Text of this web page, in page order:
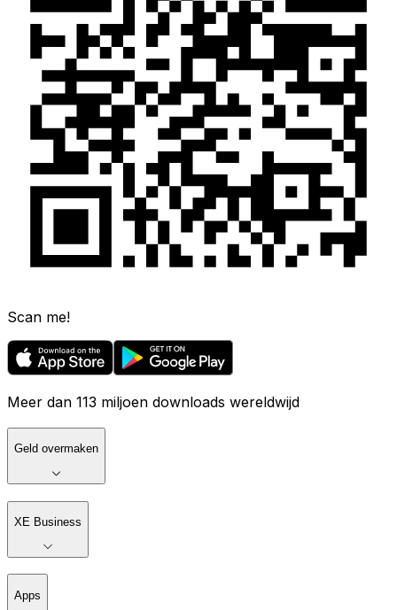
Scan me!
Meer dan 113 miljoen downloads wereldwijd
Geld overmaken
XE Business
Apps